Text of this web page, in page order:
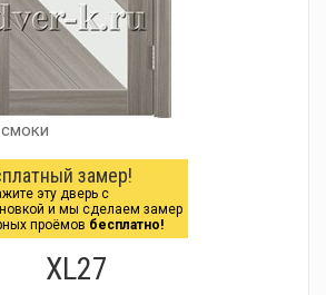
замер!
эту дверь с
и мы сделаем замер
проёмов бесплатно!
XL27